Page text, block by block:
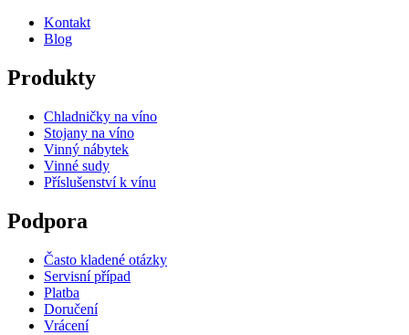
Kontakt
Blog
Produkty
Chladničky na víno
Stojany na víno
Vinný nábytek
Vinné sudy
Příslušenství k vínu
Podpora
Často kladené otázky
Servisní případ
Platba
Doručení
Vrácení